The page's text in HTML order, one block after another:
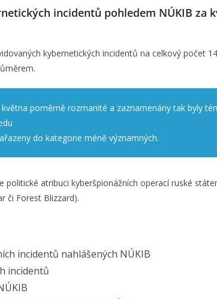
incidentů pohledem NÚKIB za
kybernetických incidentů na celkový počet
poměrně rozmanité a zaznamenány tak byly
do kategorie méně významných.
atribuci kyberšpionážních operací ruské
či Forest Blizzard).
incidentů nahlášených NÚKIB
incidentů